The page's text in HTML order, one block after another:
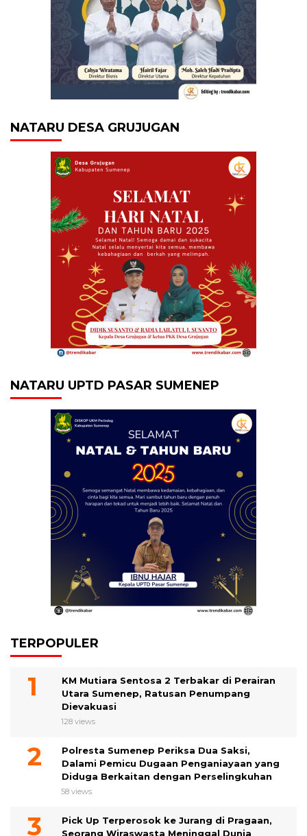
NATARU DESA GRUJUGAN
NATARU UPTD PASAR SUMENEP
TERPOPULER
KM Mutiara Sentosa 2 Terbakar di Perairan
Utara Sumenep, Ratusan Penumpang
Dievakuasi
128 views
Polresta Sumenep Periksa Dua Saksi,
Dalami Pemicu Dugaan Penganiayaan yang
Diduga Berkaitan dengan Perselingkuhan
58 views
Pick Up Terperosok ke Jurang di Pragaan,
Seorang Wiraswasta Meninggal Dunia